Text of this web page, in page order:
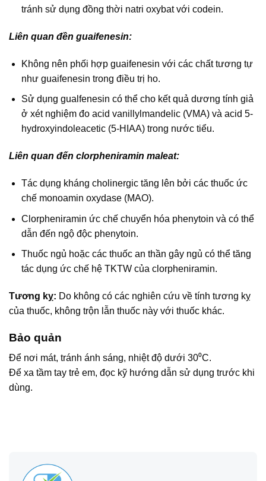
tránh sử dụng đồng thời natri oxybat với codein.
Liên quan đền guaifenesin:
Không nên phối hợp guaifenesin với các chất tương tự
như guaifenesin trong điều trị ho.
Sử dụng gualfenesin có thể cho kết quả dương tính giả
ở xét nghiệm đo acid vanillylmandelic (VMA) và acid 5-
hydroxyindoleacetic (5-HIAA) trong nước tiểu.
Liên quan đến clorpheniramin maleat:
Tác dụng kháng cholinergic tăng lên bởi các thuốc ức
chế monoamin oxydase (MAO).
Clorpheniramin ức chế chuyển hóa phenytoin và có thể
dẫn đến ngộ độc phenytoin.
Thuốc ngủ hoặc các thuốc an thần gây ngủ có thể tăng
tác dụng ức chế hệ TKTW của clorpheniramin.
Tương kỵ: Do không có các nghiên cứu về tính tương kỵ
của thuốc, không trộn lẫn thuốc này với thuốc khác.
Bảo quản
Để nơi mát, tránh ánh sáng, nhiệt độ dưới 30⁰C.
Để xa tầm tay trẻ em, đọc kỹ hướng dẫn sử dụng trước khi
dùng.